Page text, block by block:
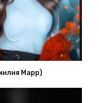
Марр)